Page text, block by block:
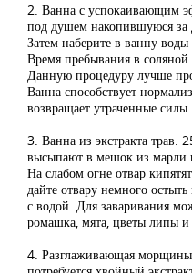
2. Ванна с успокаивающим
под душем накопившуюся за
Затем наберите в ванну воды
Время пребывания в
Данную процедуру лучше
Ванна способствует
возвращает утраченные силы.
3. Ванна из экстракта трав.
высыпают в мешок из марли
На слабом огне отвар
дайте отвару немного
с водой. Для заваривания
ромашка, мята, цветы липы и
4. Разглаживающая морщины